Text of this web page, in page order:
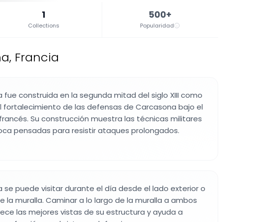
1
Collections
500+
Popularidad
Francia
fue construida en la segunda mitad del siglo XIII como
fortalecimiento de las defensas de Carcasona bajo el
Su construcción muestra las técnicas militares
pensadas para resistir ataques prolongados.
se puede visitar durante el día desde el lado exterior o
la muralla. Caminar a lo largo de la muralla a ambos
las mejores vistas de su estructura y ayuda a